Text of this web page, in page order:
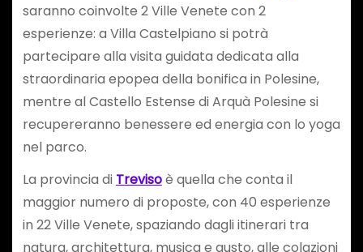
saranno coinvolte 2 Ville Venete con 2
esperienze: a Villa Castelpiano si potrà
partecipare alla visita guidata dedicata alla
straordinaria epopea della bonifica in Polesine,
mentre al Castello Estense di Arquà Polesine si
recupereranno benessere ed energia con lo yoga
nel parco.
La provincia di Trevisoè quella che conta il
maggior numero di proposte, con 40 esperienze
in 22 Ville Venete, spaziando dagli itinerari tra
natura, architettura, musica e gusto, alle colazioni